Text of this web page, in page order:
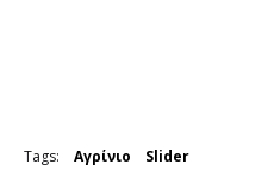
Tags: Αγρίνιο Slider